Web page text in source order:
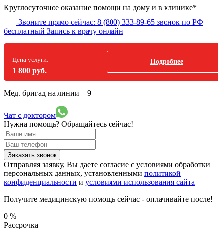
Круглосуточное оказание помощи на дому и в клинике*
Звоните прямо сейчас: 8 (800) 333-89-65 звонок по РФ
бесплатный Запись к врачу онлайн
Цена услуги:
1 800 руб.
Подробнее
Мед. бригад на линии – 9
Чат с доктором
Нужна помощь? Обращайтесь сейчас!
Заказать звонок
Отправляя заявку, Вы даете согласие с условиями обработки
персональных данных, установленными политикой
конфиденциальности и условиями использования сайта
Получите медицинскую помощь сейчас - оплачивайте после!
0 %
Рассрочка